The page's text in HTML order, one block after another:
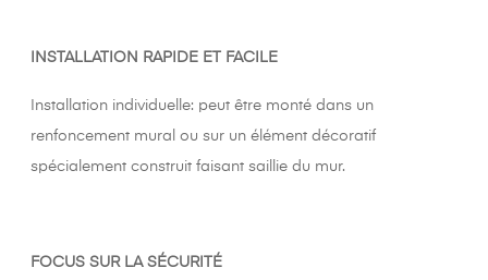
INSTALLATION RAPIDE ET FACILE
Installation individuelle: peut être monté dans un
renfoncement mural ou sur un élément décoratif
spécialement construit faisant saillie du mur.
FOCUS SUR LA SÉCURITÉ